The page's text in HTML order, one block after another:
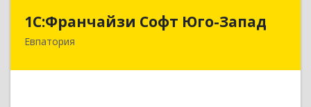
1С:Франчайзи Софт Юго-Запад
Евпатория
1С:Франчайзи Софт Юго-Запад
297407, Крым Респ, Евпатория г, Победы пр-кт,